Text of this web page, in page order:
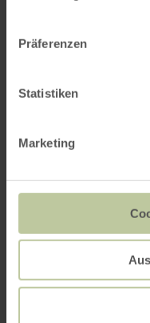
Präferenzen
Statistiken
Marketing